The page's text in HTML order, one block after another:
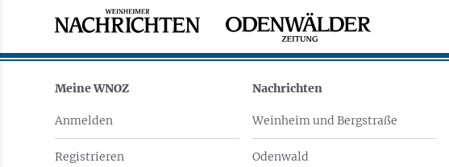
Meine WNOZ
Anmelden
Registrieren
Nachrichten
Weinheim und Bergstraße
Odenwald